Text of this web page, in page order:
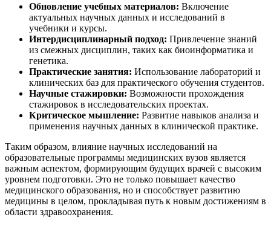
Обновление учебных материалов: Включение
актуальных научных данных и исследований в
учебники и курсы.
Интердисциплинарный подход: Привлечение знаний
из смежных дисциплин, таких как биоинформатика и
генетика.
Практические занятия: Использование лабораторий и
клинических баз для практического обучения студентов.
Научные стажировки: Возможности прохождения
стажировок в исследовательских проектах.
Критическое мышление: Развитие навыков анализа и
применения научных данных в клинической практике.
Таким образом, влияние научных исследований на
образовательные программы медицинских вузов является
важным аспектом, формирующим будущих врачей с высоким
уровнем подготовки. Это не только повышает качество
медицинского образования, но и способствует развитию
медицины в целом, прокладывая путь к новым достижениям в
области здравоохранения.